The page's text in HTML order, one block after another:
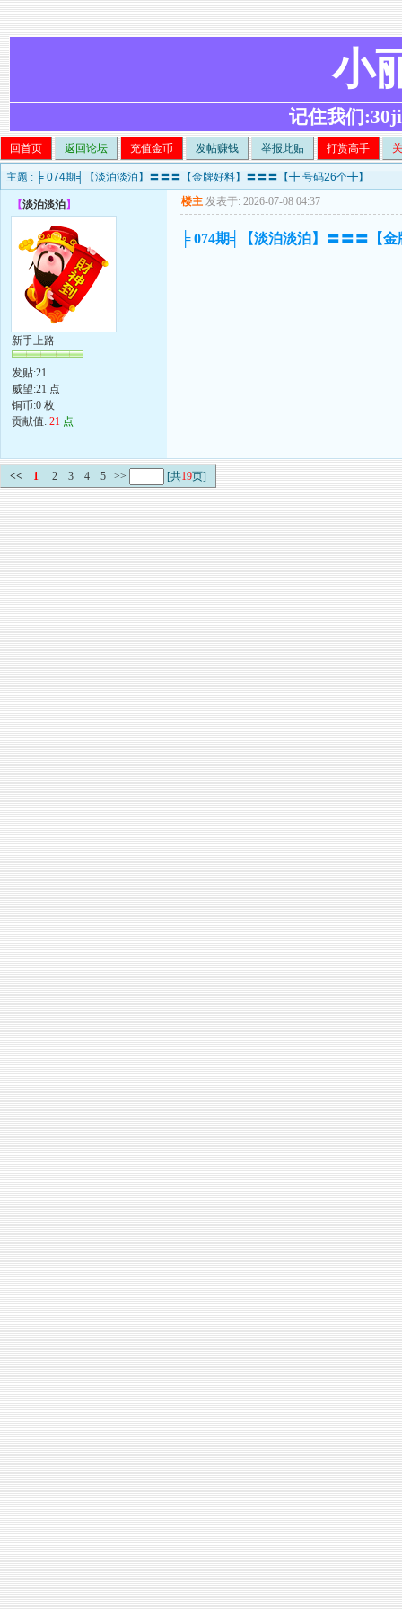
小
记住我们
回首页 返回论坛 充值金币 发帖赚钱 举报此贴 打赏高手
主题 : ╞ 074期╡【淡泊淡泊】〓〓〓【金牌好料】〓〓〓【╋ 号码26个╋】
【淡泊淡泊】
新手上路
发贴:21
威望:21 点
铜币:0 枚
贡献值: 21 点
楼主 发表于: 2026-07-08 04:37
╞ 074期╡【淡泊淡泊】〓〓〓【
<< 1 2 3 4 5 >> [共19页]